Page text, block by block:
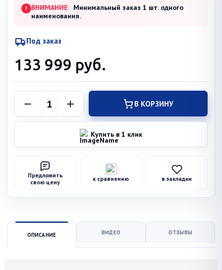
! ВНИМАНИЕ: Минимальный заказ 1 шт. одного
наименования.
Под заказ
133 999 руб.
В КОРЗИНУ
Купить в 1 клик
Предложить
свою цену
к сравнению в закладки
ОПИСАНИЕ ВИДЕО ОТЗЫВЫ